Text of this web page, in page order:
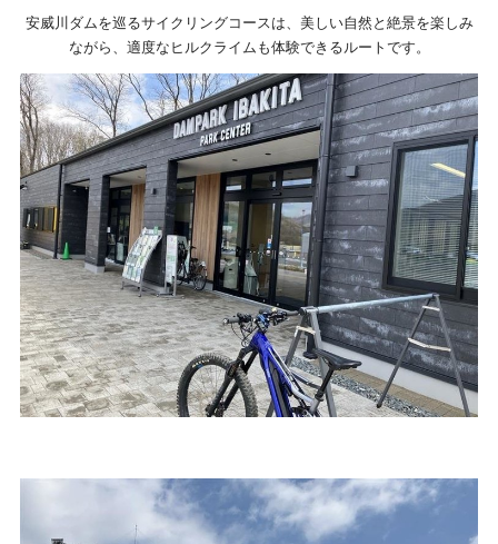
安威川ダムを巡るサイクリングコースは、美しい自然と絶景を楽しみ
ながら、適度なヒルクライムも体験できるルートです。